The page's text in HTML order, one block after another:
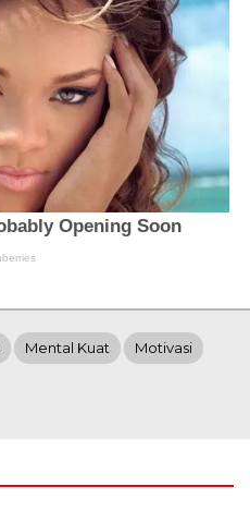
Mental Kuat Motivasi